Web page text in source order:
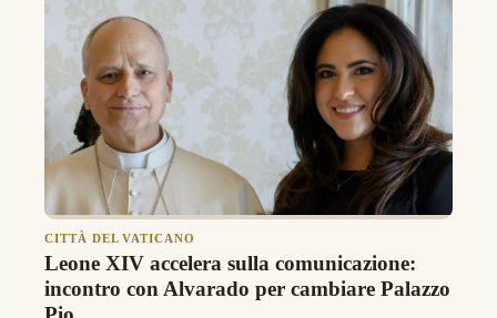
CITTÀ DEL VATICANO
Leone XIV accelera sulla comunicazione:
incontro con Alvarado per cambiare Palazzo